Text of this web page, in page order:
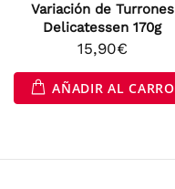
Variación de Turrones
Delicatessen 170g
15,90€
AÑADIR AL CARRO